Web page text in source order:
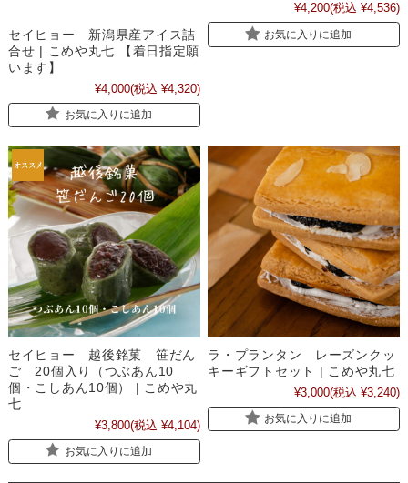
セイヒョー 新潟県産アイス詰
合せ | こめや丸七 【着日指定願
います】
¥4,000(税込 ¥4,320)
お気に入りに追加
¥4,200(税込 ¥4,536)
お気に入りに追加
セイヒョー 越後銘菓 笹だん
ご 20個入り（つぶあん10
個・こしあん10個） | こめや丸
七
¥3,800(税込 ¥4,104)
お気に入りに追加
ラ・プランタン レーズンクッ
キーギフトセット | こめや丸七
¥3,000(税込 ¥3,240)
お気に入りに追加